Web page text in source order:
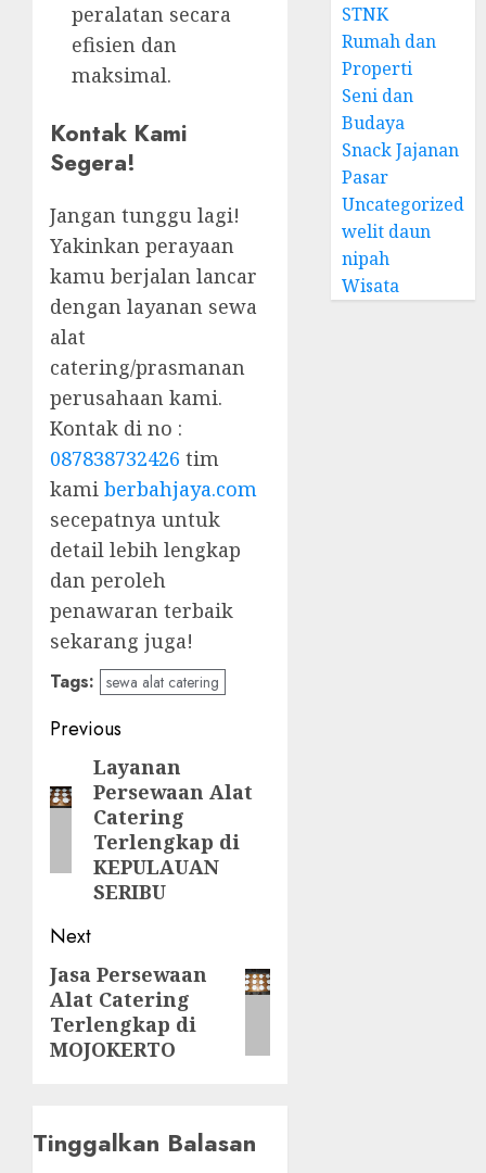
peralatan secara
efisien dan
maksimal.
Kontak Kami
Segera!
Jangan tunggu lagi!
Yakinkan perayaan
kamu berjalan lancar
dengan layanan sewa
alat
catering/prasmanan
perusahaan kami.
Kontak di no :
087838732426 tim
kami berbahjaya.com
secepatnya untuk
detail lebih lengkap
dan peroleh
penawaran terbaik
sekarang juga!
Tags: sewa alat catering
Post
navigation
Previous
Previous
post:
Layanan
Persewaan Alat
Catering
Terlengkap di
KEPULAUAN
SERIBU
Next
Next
post:
Jasa Persewaan
Alat Catering
Terlengkap di
MOJOKERTO
Tinggalkan Balasan
STNK
Rumah dan
Properti
Seni dan
Budaya
Snack Jajanan
Pasar
Uncategorized
welit daun
nipah
Wisata